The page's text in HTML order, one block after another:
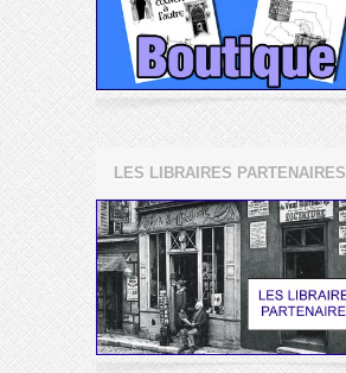
LES LIBRAIRES PARTENAIRES